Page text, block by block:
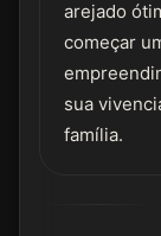
arejado
começar
sua
família.